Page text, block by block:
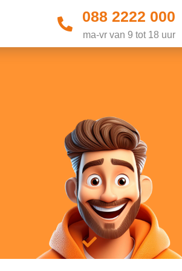
088 2222 000
ma-vr van 9 tot 18 uur